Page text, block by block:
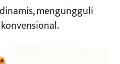
mengungguli